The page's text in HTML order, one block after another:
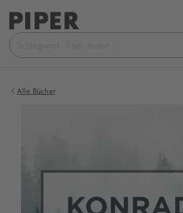
Suchbegriff
eingeben
Alle Bücher